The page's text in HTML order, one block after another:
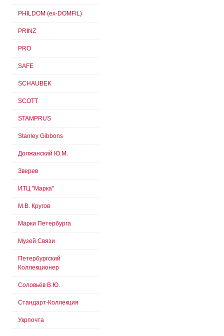
PHILDOM (ex-DOMFIL)
PRINZ
PRO
SAFE
SCHAUBEK
SCOTT
STAMPRUS
Stanley Gibbons
Должанский Ю.М.
Зверев
ИТЦ "Марка"
М.В. Кругов
Марки Петербурга
Музей Связи
Петербургский
Коллекционер
Соловьёв В.Ю.
Стандарт-Коллекция
Укрпочта